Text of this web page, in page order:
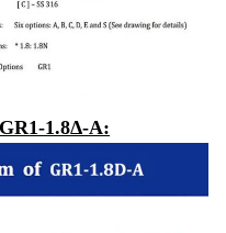
GR1-1.8Δ-Α: